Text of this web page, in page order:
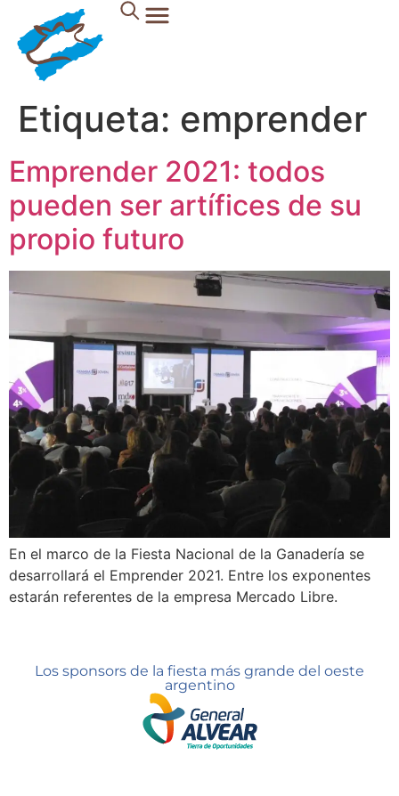
Etiqueta: emprender
Emprender 2021: todos
pueden ser artífices de su
propio futuro
En el marco de la Fiesta Nacional de la Ganadería se
desarrollará el Emprender 2021. Entre los exponentes
estarán referentes de la empresa Mercado Libre.
Los sponsors de la fiesta más grande del oeste
argentino